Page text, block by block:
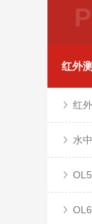
红外
红
水